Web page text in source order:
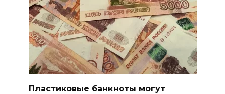
Пластиковые банкноты могут